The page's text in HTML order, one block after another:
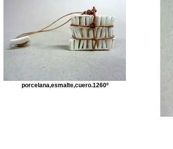
porcelana,esmalte,cuero.1260º